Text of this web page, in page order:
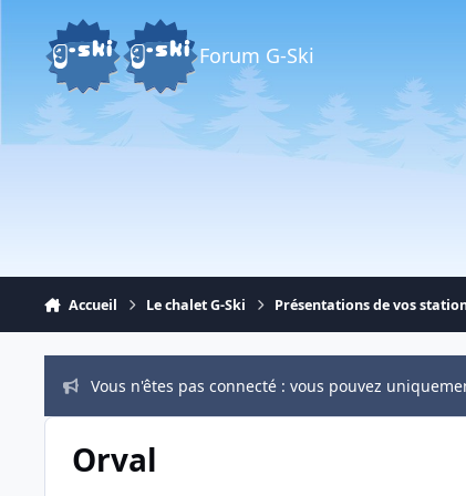
Forum G-Ski
Accueil Le chalet G-Ski Présentations de vos
Vous n'êtes pas connecté : vous pouvez
Orval